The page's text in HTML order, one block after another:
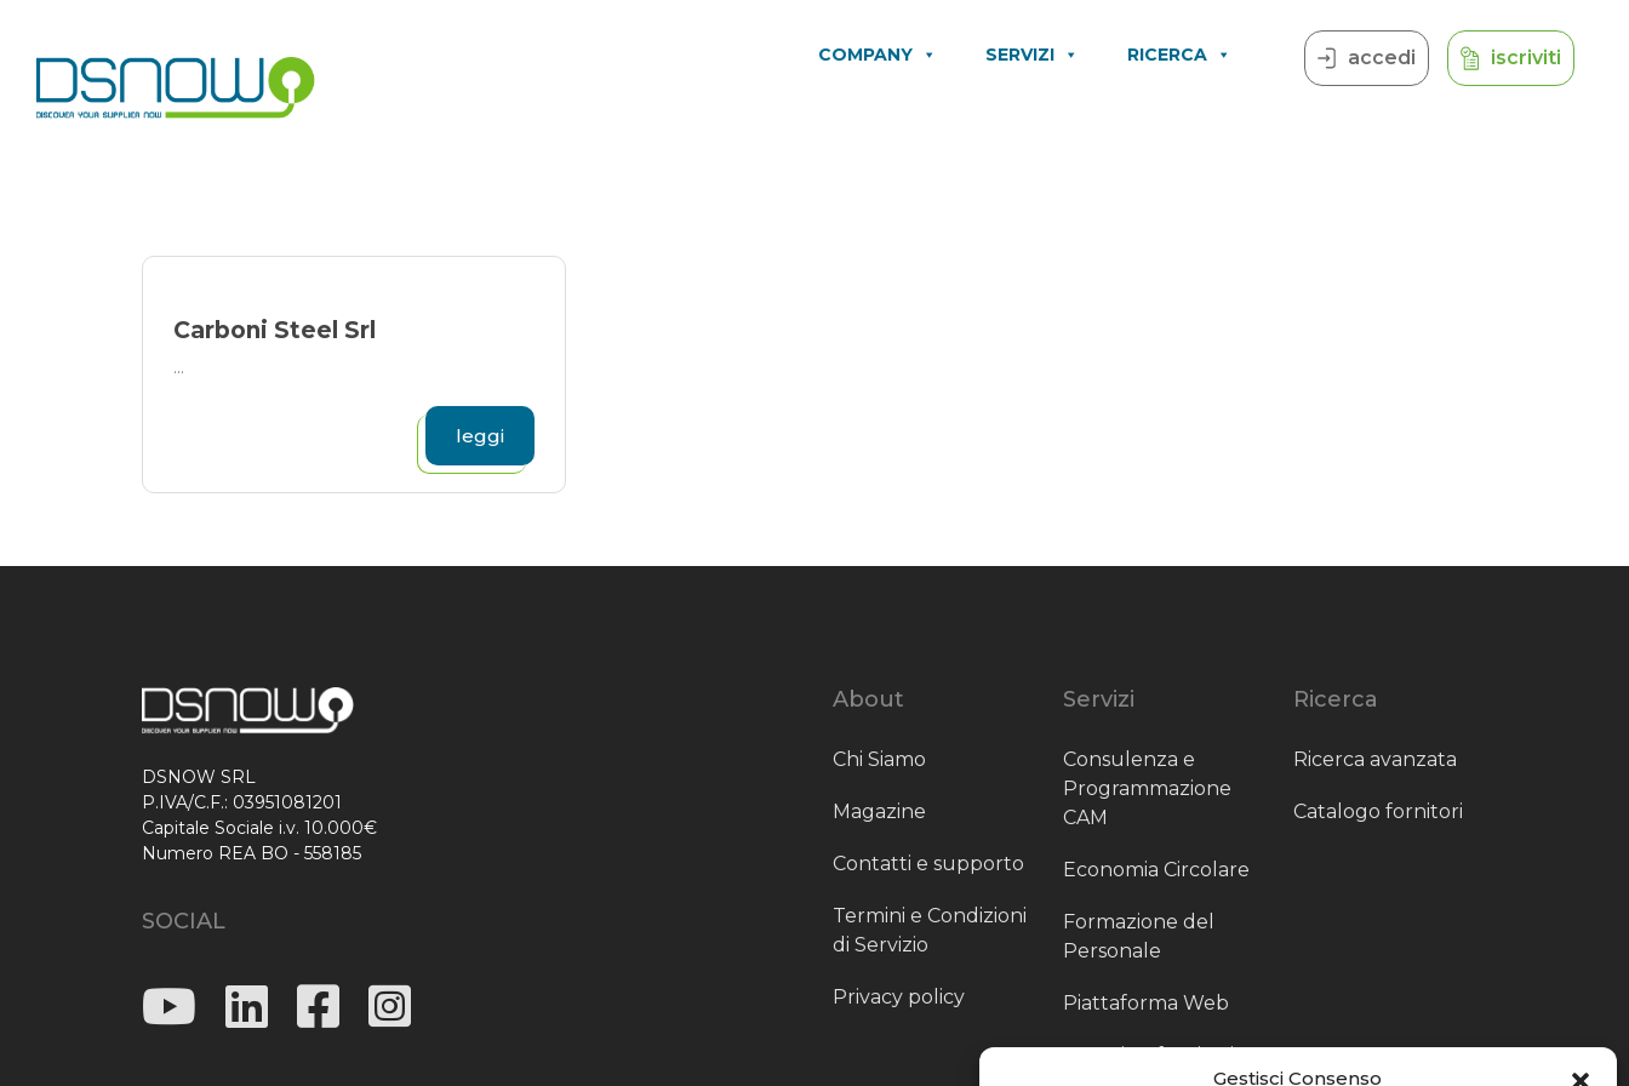
Gestisci Consenso
content
COMPANY SERVIZI RICERCA accedi iscriviti
Carboni Steel Srl
...
leggi
DSNOW SRL
P.IVA/C.F.: 03951081201
Capitale Sociale i.v. 10.000€
Numero REA BO - 558185
SOCIAL
About
Chi Siamo
Magazine
Contatti e supporto
Termini e Condizioni
di Servizio
Privacy policy
Servizi
Consulenza e
Programmazione
CAM
Economia Circolare
Formazione del
Personale
Piattaforma Web
Scouting fornitori
Ricerca
Ricerca avanzata
Catalogo fornitori